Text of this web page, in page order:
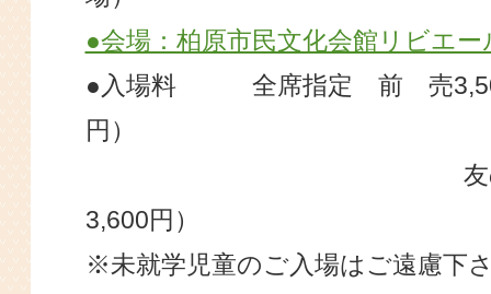
●会場：柏原市民文化会館リビエ
●入場料 全席指定 前 売
円）
友の会3,100
3,600円）
※未就学児童のご入場はご遠慮下